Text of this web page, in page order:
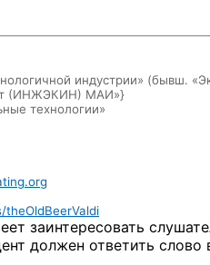
индустрии» (бывш.
(ИНЖЭКИН) МАИ»}
технологии»
theOldBeerValdi
заинтересовать
должен ответить